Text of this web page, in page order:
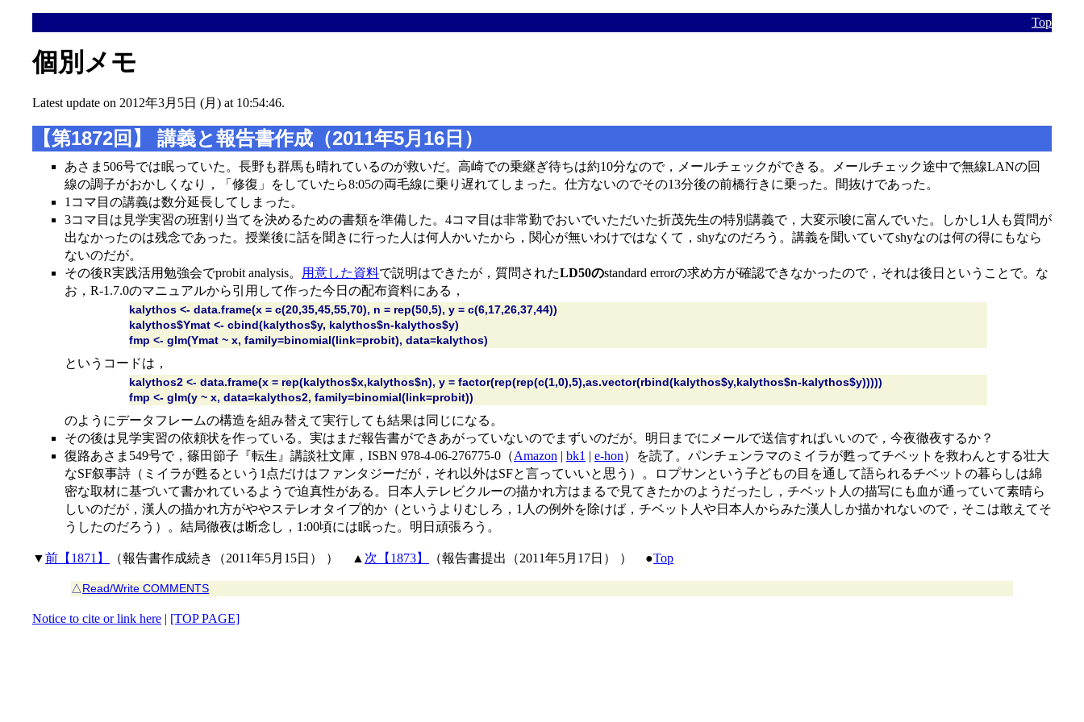
Top
個別メモ
Latest update on 2012年3月5日 (月) at 10:54:46.
【第1872回】 講義と報告書作成（2011年5月16日）
あさま506号では眠っていた。長野も群馬も晴れているのが救いだ。高崎での乗継ぎ待ちは約10分なので，メールチェックができる。メールチェック途中で無線LANの回
線の調子がおかしくなり，「修復」をしていたら8:05の両毛線に乗り遅れてしまった。仕方ないのでその13分後の前橋行きに乗った。間抜けであった。
1コマ目の講義は数分延長してしまった。
3コマ目は見学実習の班割り当てを決めるための書類を準備した。4コマ目は非常勤でおいでいただいた折茂先生の特別講義で，大変示唆に富んでいた。しかし1人も質問が
出なかったのは残念であった。授業後に話を聞きに行った人は何人かいたから，関心が無いわけではなくて，shyなのだろう。講義を聞いていてshyなのは何の得にもなら
ないのだが。
その後R実践活用勉強会でprobit analysis。
用意した資料で説明はできたが，質問されたLD50のstandard errorの求め方が確認できなかったので，それは後日ということで。な
お，R-1.7.0のマニュアルから引用して作った今日の配布資料にある，
kalythos <- data.frame(x = c(20,35,45,55,70), n = rep(50,5), y = c(6,17,26,37,44))
kalythos$Ymat <- cbind(kalythos$y, kalythos$n-kalythos$y)
fmp <- glm(Ymat ~ x, family=binomial(link=probit), data=kalythos)
というコードは，
kalythos2 <- data.frame(x = rep(kalythos$x,kalythos$n), y = factor(rep(rep(c(1,0),5),as.vector(rbind(kalythos$y,kalythos$n-kalythos$y)))))
fmp <- glm(y ~ x, data=kalythos2, family=binomial(link=probit))
のようにデータフレームの構造を組み替えて実行しても結果は同じになる。
その後は見学実習の依頼状を作っている。実はまだ報告書ができあがっていないのでまずいのだが。明日までにメールで送信すればいいので，今夜徹夜するか？
復路あさま549号で，篠田節子『転生』講談社文庫，ISBN 978-4-06-276775-0（Amazon | bk1 | e-hon）を読了。パンチェンラマのミイラが甦ってチベットを救わんとする壮大
なSF叙事詩（ミイラが甦るという1点だけはファンタジーだが，それ以外はSFと言っていいと思う）。ロプサンという子どもの目を通して語られるチベットの暮らしは綿
密な取材に基づいて書かれているようで迫真性がある。日本人テレビクルーの描かれ方はまるで見てきたかのようだったし，チベット人の描写にも血が通っていて素晴ら
しいのだが，漢人の描かれ方がややステレオタイプ的か（というよりむしろ，1人の例外を除けば，チベット人や日本人からみた漢人しか描かれないので，そこは敢えてそ
うしたのだろう）。結局徹夜は断念し，1:00頃には眠った。明日頑張ろう。
▼前【1871】 （報告書作成続き（2011年5月15日） ） ▲ 次【1873】 （報告書提出（2011年5月17日） ） ●Top
△Read/Write COMMENTS
Notice to cite or link here | [TOP PAGE]